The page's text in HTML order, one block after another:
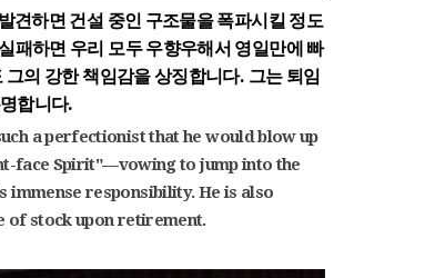
견하면 건설 중인 구조물을 폭파시킬 정도
패하면 우리 모두 우향우해서 영일만에 빠
의 강한 책임감을 상징합니다. 그는 퇴임
합니다.
a perfectionist that he would blow up
face Spirit"—vowing to jump into the
responsibility. He is also
of stock upon retirement.